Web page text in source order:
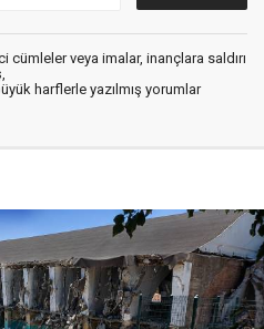
cümleler veya imalar, inançlara saldırı
harflerle yazılmış yorumlar